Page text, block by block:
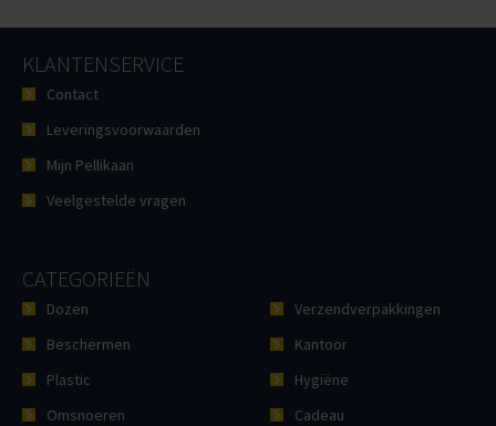
KLANTENSERVICE
Contact
Leveringsvoorwaarden
Mijn Pellikaan
Veelgestelde vragen
CATEGORIEËN
Dozen
Beschermen
Plastic
Omsnoeren
Verzendverpakkingen
Kantoor
Hygiëne
Cadeau